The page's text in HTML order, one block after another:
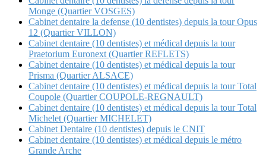
Monge (Quartier VOSGES)
Cabinet dentaire la defense (10 dentistes) depuis la tour Opus
12 (Quartier VILLON)
Cabinet dentaire (10 dentistes) et médical depuis la tour
Praetorium Euronext (Quartier REFLETS)
Cabinet dentaire (10 dentistes) et médical depuis la tour
Prisma (Quartier ALSACE)
Cabinet dentaire (10 dentistes) et médical depuis la tour Total
Coupole (Quartier COUPOLE-REGNAULT)
Cabinet dentaire (10 dentistes) et médical depuis la tour Total
Michelet (Quartier MICHELET)
Cabinet Dentaire (10 dentistes) depuis le CNIT
Cabinet dentaire (10 dentistes) et médical depuis le métro
Grande Arche